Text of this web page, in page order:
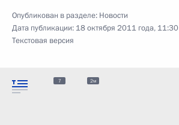
Опубликован в разделе: Новости
Дата публикации: 18 октября 2011 года, 11:30
Текстовая версия
7 2м